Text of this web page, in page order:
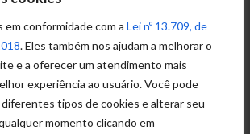
em conformidade com a Lei nº 13.709, de
. Eles também nos ajudam a melhorar o
e a oferecer um atendimento mais
experiência ao usuário. Você pode
tipos de cookies e alterar seu
momento clicando em